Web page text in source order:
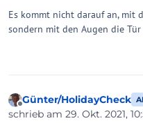
Ich habe dann
Es kommt nicht darauf an, mit
sondern mit den Augen die Tür
Offline
Günter/HolidayCheck
schrieb am 29. Okt. 2021,
zuletzt editiert von